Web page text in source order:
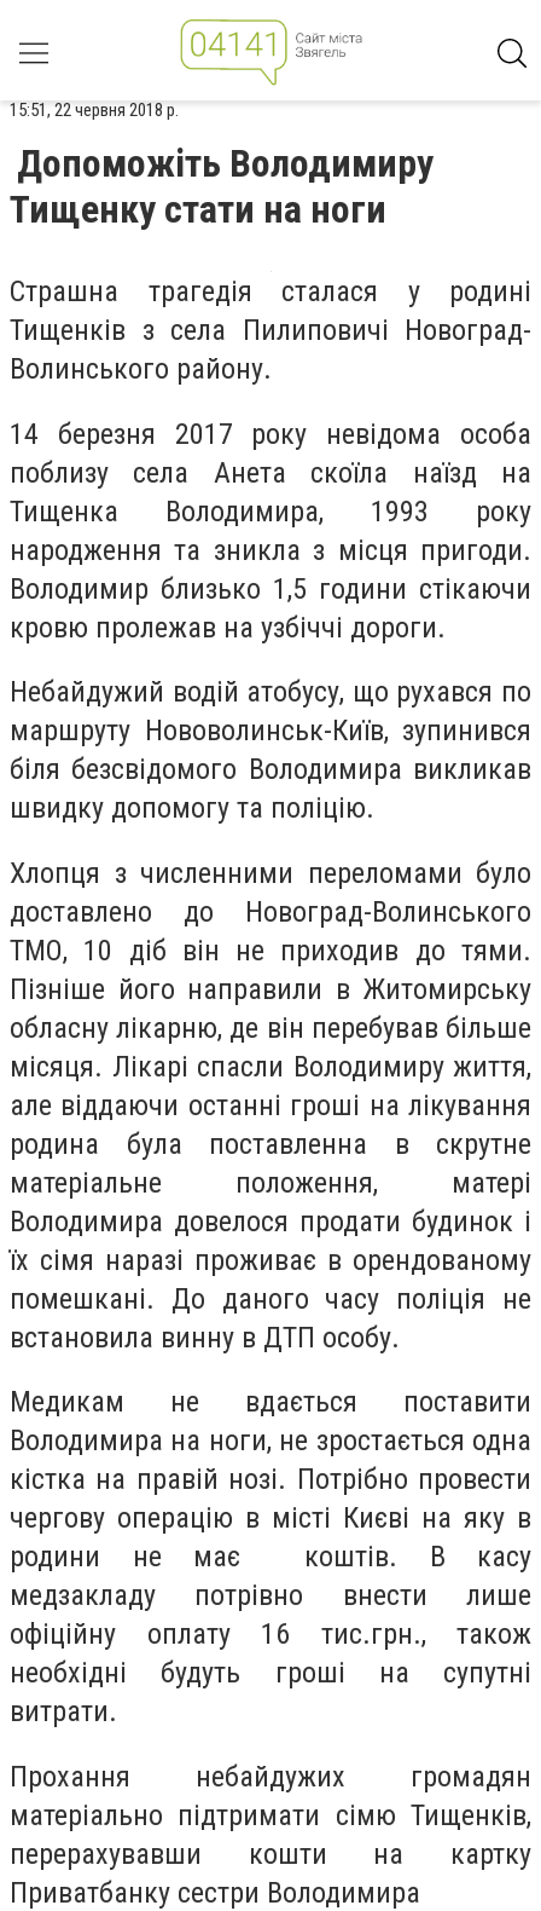
15:51, 22 червня 2018 р.
Допоможіть Володимиру
Тищенку стати на ноги
Страшна трагедія сталася у родині
Тищенків з села Пилиповичі Новоград-
Волинського району.
14 березня 2017 року невідома особа
поблизу села Анета скоїла наїзд на
Тищенка Володимира, 1993 року
народження та зникла з місця пригоди.
Володимир близько 1,5 години стікаючи
кровю пролежав на узбіччі дороги.
Небайдужий водій атобусу, що рухався по
маршруту Нововолинськ-Київ, зупинився
біля безсвідомого Володимира викликав
швидку допомогу та поліцію.
Хлопця з численними переломами було
доставлено до Новоград-Волинського
ТМО, 10 діб він не приходив до тями.
Пізніше його направили в Житомирську
обласну лікарню, де він перебував більше
місяця. Лікарі спасли Володимиру життя,
але віддаючи останні гроші на лікування
родина була поставленна в скрутне
матеріальне положення, матері
Володимира довелося продати будинок і
їх сімя наразі проживає в орендованому
помешкані. До даного часу поліція не
встановила винну в ДТП особу.
Медикам не вдається поставити
Володимира на ноги, не зростається одна
кістка на правій нозі. Потрібно провести
чергову операцію в місті Києві на яку в
родини не має коштів. В касу
медзакладу потрівно внести лише
офіційну оплату 16 тис.грн., також
необхідні будуть гроші на супутні
витрати.
Прохання небайдужих громадян
матеріально підтримати сімю Тищенків,
перерахувавши кошти на картку
Приватбанку сестри Володимира